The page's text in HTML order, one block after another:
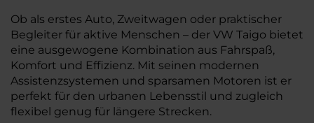
Ob als erstes Auto, Zweitwagen oder praktischer
Begleiter für aktive Menschen – der VW Taigo bietet
eine ausgewogene Kombination aus Fahrspaß,
Komfort und Effizienz. Mit seinen modernen
Assistenzsystemen und sparsamen Motoren ist er
perfekt für den urbanen Lebensstil und zugleich
flexibel genug für längere Strecken.